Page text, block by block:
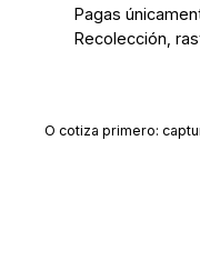
Pagas
Recolección,
O cotiza primero: